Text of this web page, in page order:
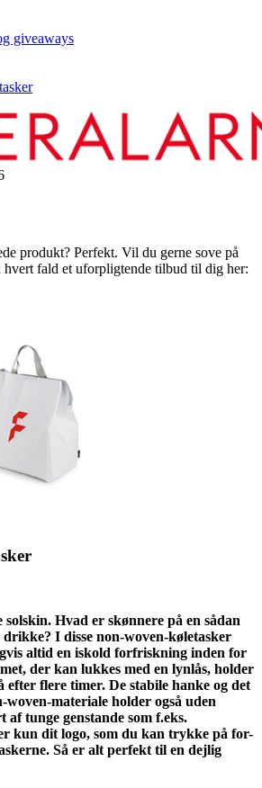
giveaways
produkt? Perfekt. Vil du gerne sove på
hvert fald et uforpligtende tilbud til dig her:
solskin. Hvad er skønnere på en sådan
I disse non-woven-køletasker
altid en iskold forfriskning inden for
der kan lukkes med en lynlås, holder
efter flere timer. De stabile hanke og det
woven-materiale holder også uden
tunge genstande som f.eks.
kun dit logo, som du kan trykke på for-
Så er alt perfekt til en dejlig